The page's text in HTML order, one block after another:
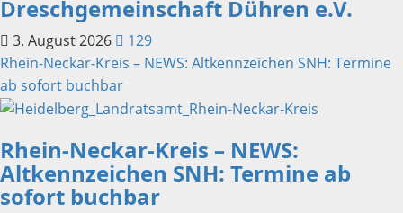
Dreschgemeinschaft Dühren e.V.
3. August 2026
129
Rhein-Neckar-Kreis – NEWS: Altkennzeichen SNH: Termine
ab sofort buchbar
Rhein-Neckar-Kreis – NEWS:
Altkennzeichen SNH: Termine ab
sofort buchbar